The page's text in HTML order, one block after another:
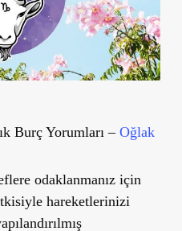
Burç Yorumları – Oğlak
odaklanmanız için
hareketlerinizi